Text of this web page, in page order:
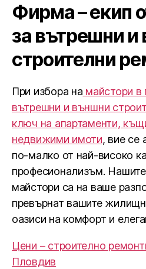
Фирма – екип
за вътрешни
строителни
При избора на майстори в
вътрешни и външни
ключ на апартаменти,
недвижими имоти, вие се
по-малко от най-високо
професионализъм.
майстори са на ваше
превърнат вашите
оазиси на комфорт и
Цени – строително
Пловдив